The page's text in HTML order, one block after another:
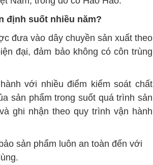
định suốt nhiều năm?
đưa vào dây chuyền sản xuất theo
đại, đảm bảo không có côn trùng
với nhiều điểm kiểm soát chất
sản phẩm trong suốt quá trình sản
ghi nhận theo quy trình vận hành